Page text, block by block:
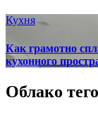
Кухня
Как грамотно
кухонного
Облако